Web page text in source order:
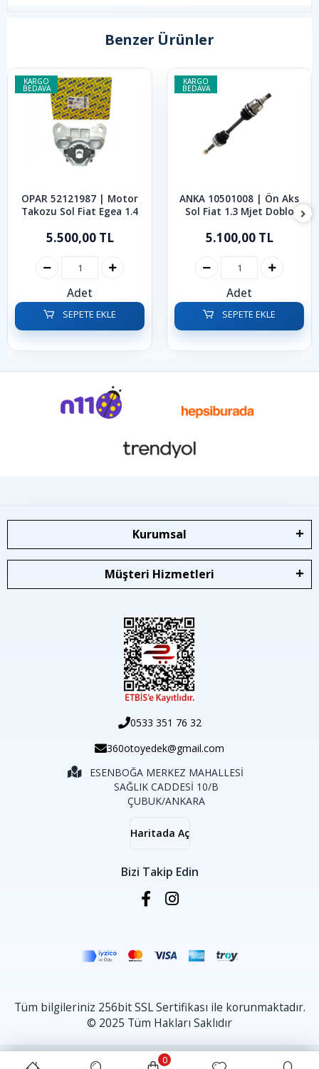
Benzer Ürünler
KARGO
BEDAVA
OPAR 52121987 | Motor
Takozu Sol Fiat Egea 1.4
5.500,00 TL
Adet
SEPETE EKLE
KARGO
BEDAVA
ANKA 10501008 | Ön Aks
Sol Fiat 1.3 Mjet Doblo
5.100,00 TL
Adet
SEPETE EKLE
Kurumsal
Müşteri Hizmetleri
0533 351 76 32
360otoyedek@gmail.com
ESENBOĞA MERKEZ MAHALLESİ
SAĞLIK CADDESİ 10/B
ÇUBUK/ANKARA
Haritada Aç
Bizi Takip Edin
Tüm bilgileriniz 256bit SSL Sertifikası ile korunmaktadır.
© 2025 Tüm Hakları Saklıdır
0